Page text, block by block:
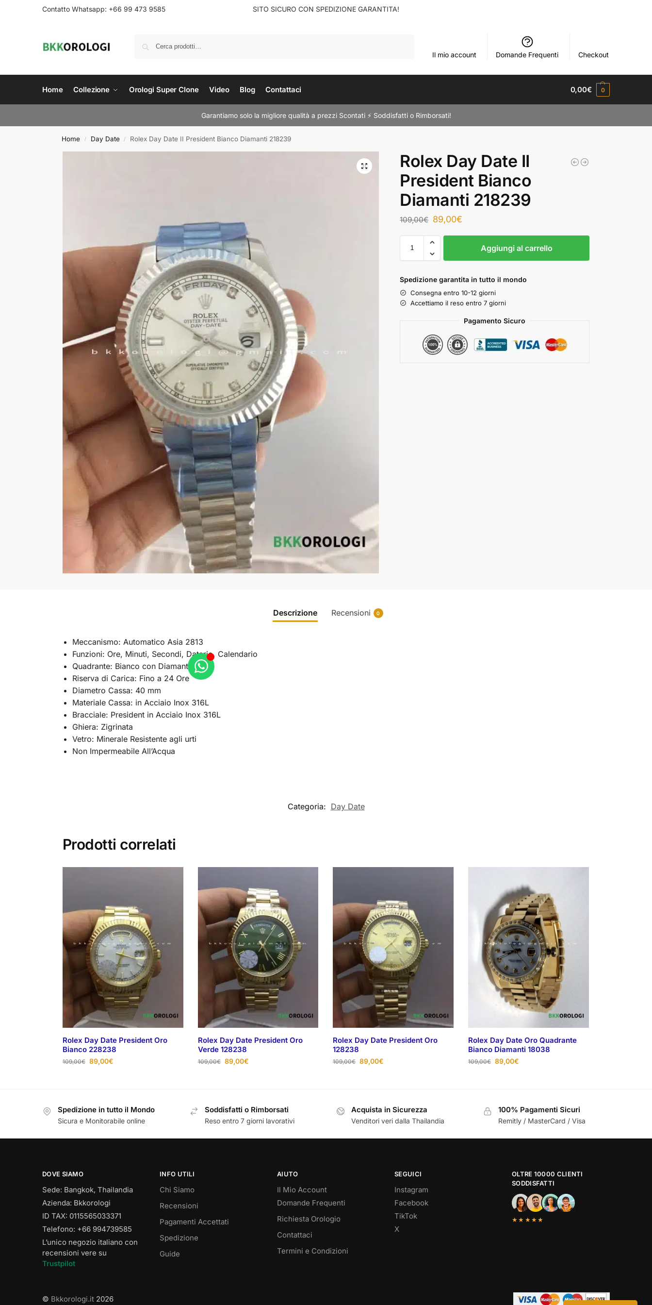
Contatto Whatsapp: +66 99 473 9585 SITO SICURO CON SPEDIZIONE GARANTITA!
Il mio account Domande Frequenti Checkout
Home Collezione Orologi Super Clone Video Blog Contattaci 0,00€ 0
Garantiamo solo la migliore qualità a prezzi Scontati ⚡ Soddisfatti o Rimborsati!
Home / Day Date / Rolex Day Date II President Bianco Diamanti 218239
Rolex Day Date II
President Bianco
Diamanti 218239
109,00€ 89,00€
Aggiungi al carrello
Spedizione garantita in tutto il mondo
Consegna entro 10-12 giorni
Accettiamo il reso entro 7 giorni
Pagamento Sicuro
Descrizione Recensioni 0
Meccanismo: Automatico Asia 2813
Funzioni: Ore, Minuti, Secondi, Datario, Calendario
Quadrante: Bianco con Diamanti
Riserva di Carica: Fino a 24 Ore
Diametro Cassa: 40 mm
Materiale Cassa: in Acciaio Inox 316L
Bracciale: President in Acciaio Inox 316L
Ghiera: Zigrinata
Vetro: Minerale Resistente agli urti
Non Impermeabile All’Acqua
Categoria: Day Date
Prodotti correlati
Rolex Day Date President Oro
Bianco 228238
109,00€ 89,00€
Rolex Day Date President Oro
Verde 128238
109,00€ 89,00€
Rolex Day Date President Oro
128238
109,00€ 89,00€
Rolex Day Date Oro Quadrante
Bianco Diamanti 18038
109,00€ 89,00€
Spedizione in tutto il Mondo
Sicura e Monitorabile online
Soddisfatti o Rimborsati
Reso entro 7 giorni lavorativi
Acquista in Sicurezza
Venditori veri dalla Thailandia
100% Pagamenti Sicuri
Remitly / MasterCard / Visa
DOVE SIAMO
Sede: Bangkok, Thailandia
Azienda: Bkkorologi
ID TAX: 0115565033371
Telefono: +66 994739585
L’unico negozio italiano con
recensioni vere su
Trustpilot
INFO UTILI
Chi Siamo
Recensioni
Pagamenti Accettati
Spedizione
Guide
AIUTO
Il Mio Account
Domande Frequenti
Richiesta Orologio
Contattaci
Termini e Condizioni
SEGUICI
Instagram
Facebook
TikTok
X
OLTRE 10000 CLIENTI
SODDISFATTI
★★★★★
© Bkkorologi.it 2026